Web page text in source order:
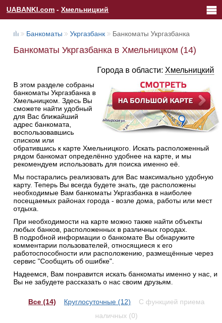
UABANKI.com -Хмельницкий
Банкоматы Укргазбанк Банкоматы Укргазбанка
Банкоматы Укргазбанка в Хмельницком (14)
Города в области: Хмельницкий
В этом разделе собраны
банкоматы Укргазбанка в
Хмельницком. Здесь Вы
сможете найти удобный
для Вас ближайший
адрес банкомата,
воспользовавшись
списком или
обратившись к карте Хмельницкого. Искать расположенный
рядом банкомат определённо удобнее на карте, и мы
рекомендуем использовать для поиска именно её.
Мы постарались реализовать для Вас максимально удобную
карту. Теперь Вы всегда будете знать, где расположены
необходимые Вам банкоматы Укргазбанка в наиболее
посещаемых районах города - возле дома, работы или мест
отдыха.
При необходимости на карте можно также найти объекты
любых банков, расположенных в различных городах.
В подробной информации о банкомате Вы обнаружите
комментарии пользователей, относящиеся к его
работоспособности или расположению, размещённые через
сервис "Сообщить об ошибке".
Надеемся, Вам понравится искать банкоматы именно у нас, и
Вы не забудете рассказать о нас своим друзьям.
Все (14) Круглосуточные (12)
С функцией приема
наличных (0)